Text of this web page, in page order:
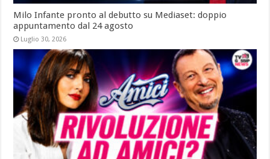
Milo Infante pronto al debutto su Mediaset: doppio
appuntamento dal 24 agosto
Luglio 30, 2026